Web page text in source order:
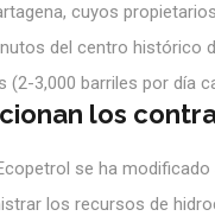
cuyos
del centro histórico
3,000 barriles por día
los
se ha
los recursos de